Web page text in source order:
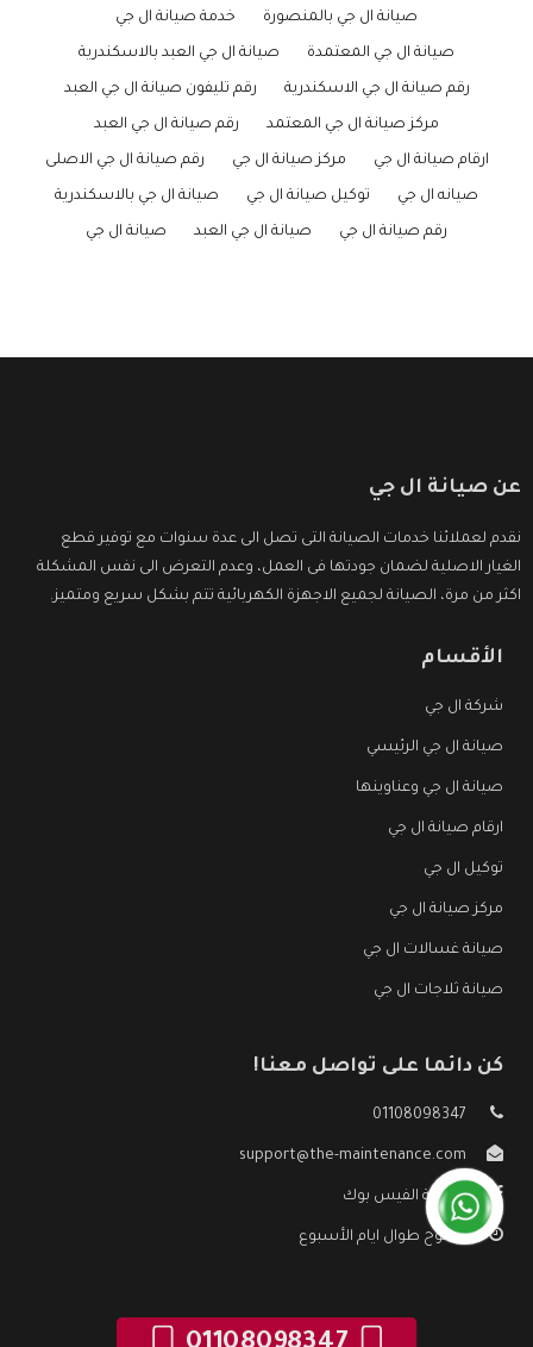
صيانة ال جي بالمنصورة خدمة صيانة ال جي
صيانة ال جي المعتمدة صيانة ال جي العبد بالاسكندرية
رقم صيانة ال جي الاسكندرية رقم تليفون صيانة ال جي العبد
مركز صيانة ال جي المعتمد رقم صيانة ال جي العبد
ارقام صيانة ال جي مركز صيانة ال جي رقم صيانة ال جي الاصلى
صيانه ال جي توكيل صيانة ال جي صيانة ال جي بالاسكندرية
رقم صيانة ال جي صيانة ال جي العبد صيانة ال جي
عن صيانة ال جي
نقدم لعملائنا خدمات الصيانة التى تصل الى عدة سنوات مع توفير قطع
الغيار الاصلية لضمان جودتها فى العمل، وعدم التعرض الى نفس المشكلة
اكثر من مرة، الصيانة لجميع الاجهزة الكهربائية تتم بشكل سريع ومتميز.
الأقسام
شركة ال جي
صيانة ال جي الرئيسي
صيانة ال جي وعناوينها
ارقام صيانة ال جي
توكيل ال جي
مركز صيانة ال جي
صيانة غسالات ال جي
صيانة ثلاجات ال جي
كن دائما على تواصل معنا!
01108098347
support@the-maintenance.com
صفحة الفيس بوك
مفتوح طوال ايام الأسبوع